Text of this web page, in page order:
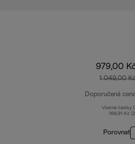
979,00
1 049,00
Doporučená
Včetně částky
169,91 Kč
Porovnat